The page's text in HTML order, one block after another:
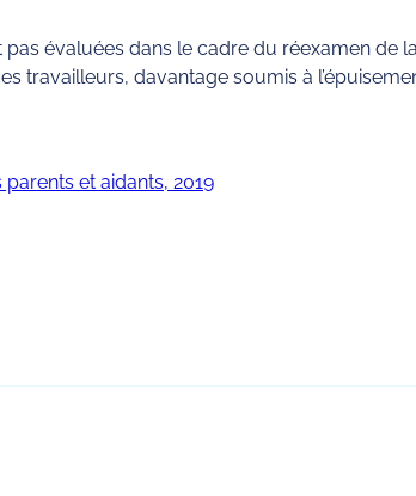
évaluées dans le cadre du réexamen de
travailleurs, davantage soumis à
et aidants, 2019